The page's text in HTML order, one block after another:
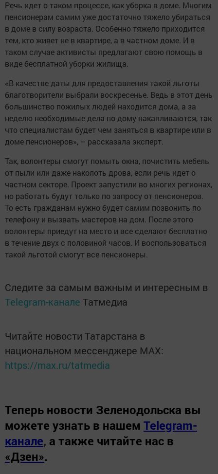
Речь идет о таком процессе, как уборка в доме. Многим
пенсионерам самим уже достаточно тяжело убираться
в доме в силу возраста. Особенно тяжело приходится
тем, кто живет не в квартире, а в частном доме. И в
таком случае активисты предлагают свою помощь в
виде бесплатной уборки жилища.
«В качестве даты для предоставления такой льготы
благотворители выбрали воскресенье. Ведь в этот день
большинство пожилых людей находится дома, а за
неделю необходимые дела по дому накапливаются, так
что специалистам будет чем заняться в квартире или в
доме пенсионеров», – рассказала эксперт.
Так, волонтеры смогут помыть окна, почистить мебель
от пыли или даже наколоть дрова, если речь идет о
частном секторе. Проект запустили во многих регионах,
но работать будут только по запросу от пенсионеров.
То есть гражданам нужно будет самим позвонить по
телефону и вызвать мастеров на дом. После этого
волонтеры приедут на место и все сделают бесплатно
в течение двух с половиной часов. И воспользоваться
такой льготой смогут все пенсионеры.
Следите за самым важным и интересным в
Telegram-канале Татмедиа
Читайте новости Татарстана в
национальном мессенджере MАХ:
https://max.ru/tatmedia
Теперь новости Зеленодольска вы
можете узнать в нашем Telegram-
канале, а также читайте нас в
«Дзен».